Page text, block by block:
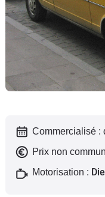
Flottes
Auto
Forum
Marques
Commercialisé :
Prix non
Motorisation :